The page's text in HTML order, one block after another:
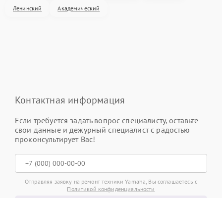
Ленинский Академический
Контактная информация
Если требуется задать вопрос специалисту, оставьте
свои данные и дежурный специалист с радостью
проконсультирует Вас!
Отправляя заявку на ремонт техники Yamaha, Вы соглашаетесь с
Политикой конфиденциальности